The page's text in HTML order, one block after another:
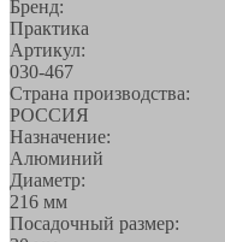
Бренд:
Практика
Артикул:
030-467
Страна производства:
РОССИЯ
Назначение:
Алюминий
Диаметр:
216 мм
Посадочный размер: